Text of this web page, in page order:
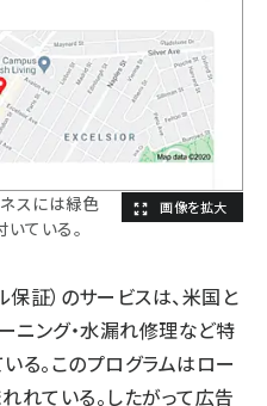
スには緑色
ている。
保証）のサービスは、米国と
ニング・水漏れ修理など特
る。このプログラムはロー
れている。したがって広告